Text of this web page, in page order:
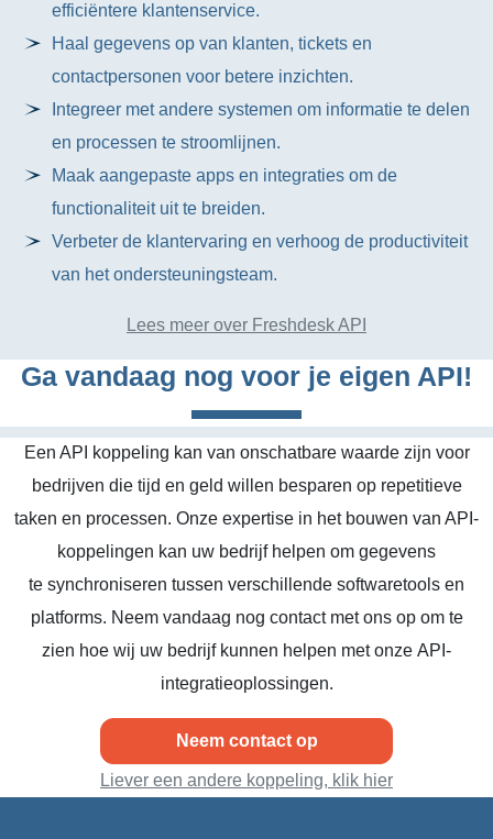
efficiëntere klantenservice.
Haal gegevens op van klanten, tickets en
contactpersonen voor betere inzichten.
Integreer met andere systemen om informatie te delen
en processen te stroomlijnen.
Maak aangepaste apps en integraties om de
functionaliteit uit te breiden.
Verbeter de klantervaring en verhoog de productiviteit
van het ondersteuningsteam.
Lees meer over Freshdesk API
Ga vandaag nog voor je eigen API!
Een API koppeling kan van onschatbare waarde zijn voor
bedrijven die tijd en geld willen besparen op repetitieve
taken en processen. Onze expertise in het bouwen van API-
koppelingen kan uw bedrijf helpen om gegevens
te synchroniseren tussen verschillende softwaretools en
platforms. Neem vandaag nog contact met ons op om te
zien hoe wij uw bedrijf kunnen helpen met onze API-
integratieoplossingen.
Neem contact op
Liever een andere koppeling, klik hier